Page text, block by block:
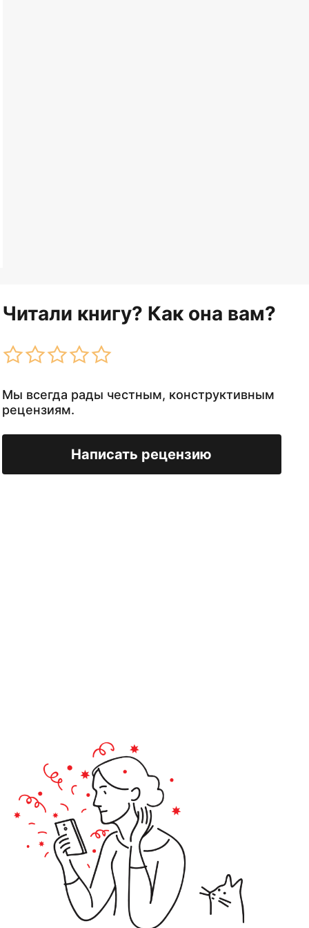
Читали книгу? Как она вам?
Мы всегда рады честным, конструктивным
рецензиям.
Написать рецензию